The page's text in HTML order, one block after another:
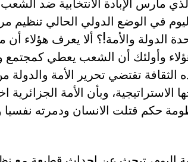
مارس الإبادة الانتخابية ضد
في الوضع الدولي الحالي تنظيم
الدولة والأمة!؟ ألا يعرف هؤلاء
وأولئك أن الشعب يعطي كمجتمع
الثقافة تقتضي تحرير الأمة
الاستراتيجية، وبأن الأمة
حكم قتلت الانسان ودمرته